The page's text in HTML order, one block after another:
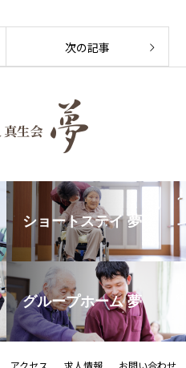
次の記事
ショートステイ 夢
グループホーム 夢
アクセス 求人情報 お問い合わせ